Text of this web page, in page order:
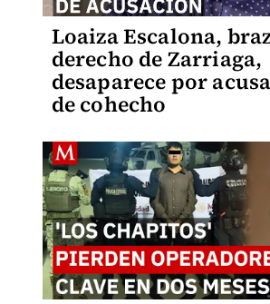
Loaiza Escalona,
derecho de Zarriaga,
desaparece por
de cohecho